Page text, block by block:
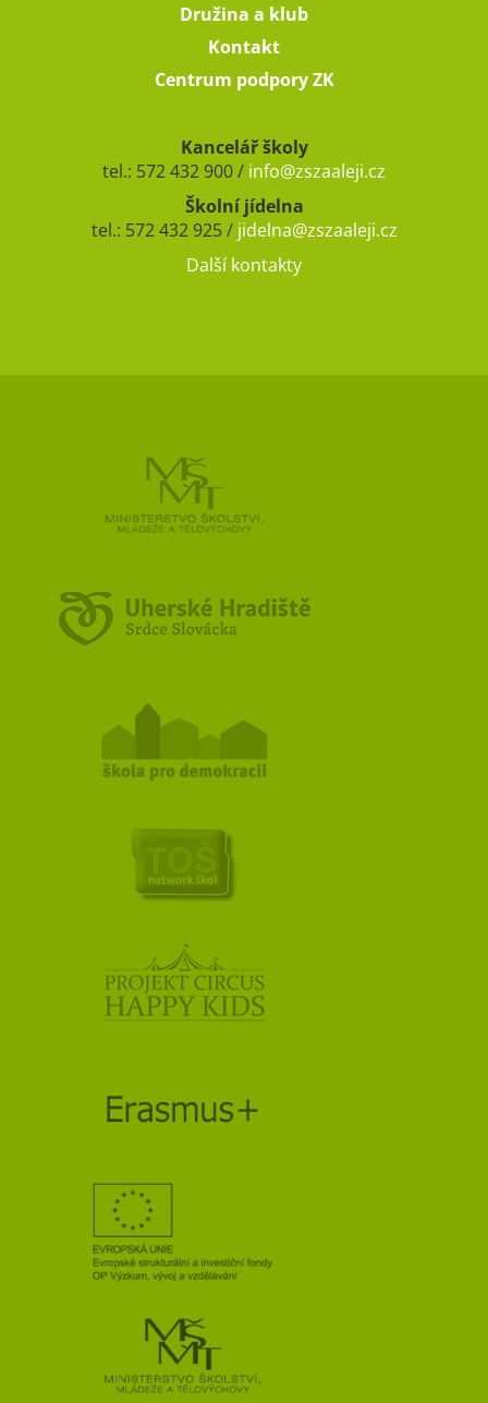
Družina a klub
Kontakt
Centrum podpory ZK
Kancelář školy
tel.: 572 432 900 / info@zszaaleji.cz
Školní jídelna
tel.: 572 432 925 / jidelna@zszaaleji.cz
Další kontakty